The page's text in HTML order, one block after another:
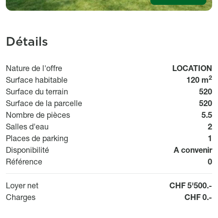
Détails
Nature de l'offre Usage
LOCATION
Surface habitable
120 m2
Surface du terrain
520
Surface de la parcelle
520
Nombre de pièces
5.5
Salles d'eau
2
Places de parking
1
Disponibilité
A convenir
Référence
0
Loyer net
CHF 5'500.-
Charges
CHF 0.-